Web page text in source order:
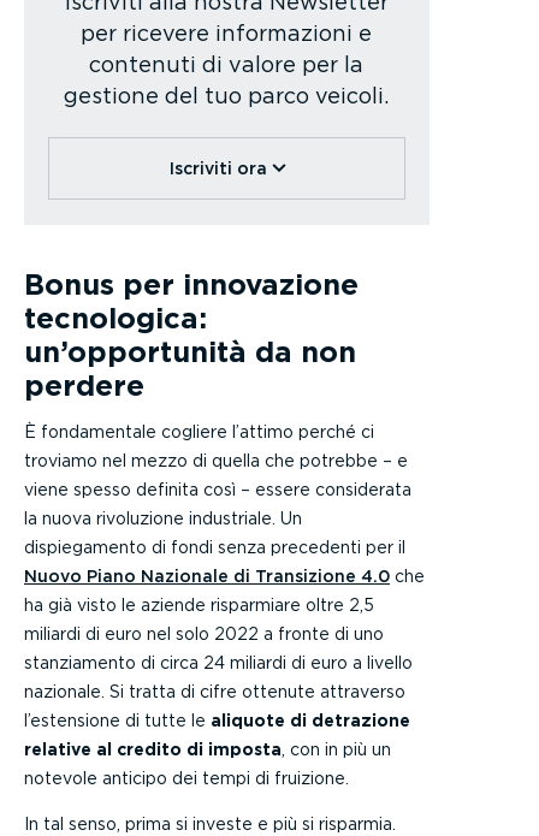
per ricevere informazioni e
contenuti di valore per la
gestione del tuo parco veicoli.
Iscriviti ora
Bonus per innovazione
tecnologica:
un’opportunità da non
perdere
È fondamentale cogliere l’attimo perché ci
troviamo nel mezzo di quella che potrebbe – e
viene spesso definita così – essere considerata
la nuova rivoluzione industriale. Un
dispiegamento di fondi senza precedenti per il
Nuovo Piano Nazionale di Transizione 4.0 che
ha già visto le aziende risparmiare oltre 2,5
miliardi di euro nel solo 2022 a fronte di uno
stanziamento di circa 24 miliardi di euro a livello
nazionale. Si tratta di cifre ottenute attraverso
l’estensione di tutte le aliquote di detrazione
relative al credito di imposta , con in più un
notevole anticipo dei tempi di fruizione.
In tal senso, prima si investe e più si risparmia.